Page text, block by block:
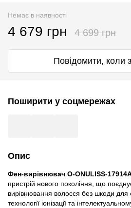
Немає в наявності
4 679 грн 4 699 грн
Повідомити, коли
Поширити у соцмережах
Опис
Фен-вирівнювач O-ONULISS-
пристрій нового покоління, що
вирівнювання волосся без шкоди для
технології іонізації та